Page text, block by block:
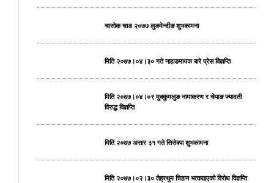
चासोक चाड २०७७ लुङमेन्दीङ शुभकामना
मिति २०७७।०४।३० गते नाहाङमायक बारे प्रेस विज्ञप्ति
मिति २०७७।०४।०९ मुक्कुमलुङ नामाकरण र चेपाङ ज्यादती
विरुद्ध विज्ञप्ति
मिति २०७७ असार ३१ गते सिसेक्पा शुभकामना
मिति २०७७।०२।३० तेह्रथुम चिहान भत्काइएको विरोध विज्ञप्ति